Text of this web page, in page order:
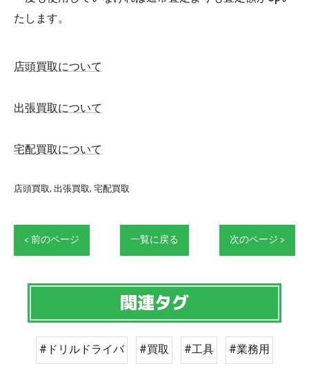
たします。
店頭買取について
出張買取について
宅配買取について
店頭買取 出張買取 宅配買取
< 前のページ 一覧に戻る 次のページ >
関連タグ
#ドリルドライバ #買取 #工具 #業務用